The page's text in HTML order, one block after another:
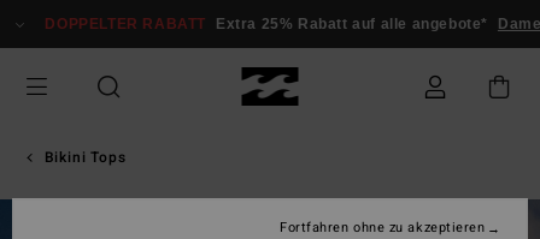
zur
springen
DOPPELTER RABATT Extra 25% Rabatt auf alle angebote* Damen
Bikini Tops
Fortfahren ohne zu akzeptieren